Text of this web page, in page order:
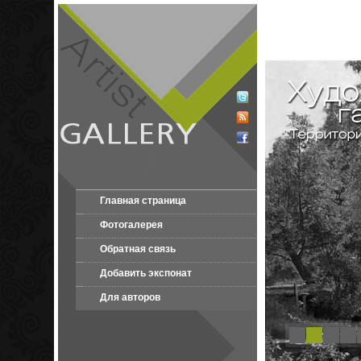
Главная страница
Фотогалерея
Обратная связь
Добавить экспонат
Для авторов